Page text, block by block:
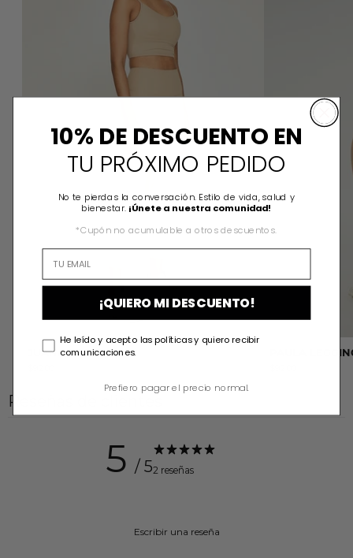
JUANA LEGGING PAULA
Reseñas de clientes
5 / 52 reseñas
Escribir una reseña
10% DE DESCUENTO EN
TU PRÓXIMO PEDIDO
No te pierdas la conversación. Estilo de vida, salud y
bienestar. ¡Únete a nuestra comunidad!
*Cupón no acumulable a otros descuentos.
¡QUIERO MI DESCUENTO!
He leído y acepto las políticas y quiero recibir
comunicaciones.
Prefiero pagar el precio normal.